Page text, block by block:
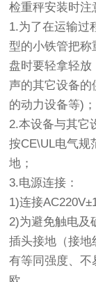
检重秤安装时注
1.为了在运输过
型的小铁管把
盘时要轻拿轻放
声的其它设备的
的动力设备等)；
2.本设备与其它
按CE\UL电气规
地；
3.电源连接：
1)连接
2)为避免触电及
插头接地（接地
有等同强度、不